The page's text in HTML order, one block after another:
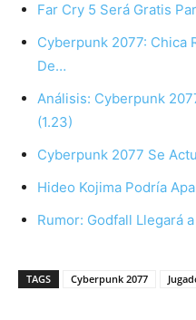
Far Cry 5 Será Gratis
Cyberpunk 2077: Chica
De…
Análisis: Cyberpunk
(1.23)
Cyberpunk 2077 Se
Hideo Kojima Podría
Rumor: Godfall Llegará
TAGS Cyberpunk 2077